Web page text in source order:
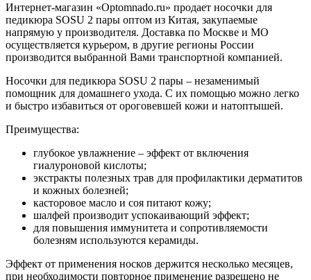
Интернет-магазин «Optomnado.ru» продает носочки для
педикюра SOSU 2 пары оптом из Китая, закупаемые
напрямую у производителя. Доставка по Москве и МО
осуществляется курьером, в другие регионы России
производится выбранной Вами транспортной компанией.
Носочки для педикюра SOSU 2 пары – незаменимый
помощник для домашнего ухода. С их помощью можно легко
и быстро избавиться от ороговевшей кожи и натоптышей.
Преимущества:
глубокое увлажнение – эффект от включения
гиалуроновой кислоты;
экстракты полезных трав для профилактики дерматитов
и кожных болезней;
касторовое масло и соя питают кожу;
шалфей производит успокаивающий эффект;
для повышения иммунитета и сопротивляемости
болезням используются керамиды.
Эффект от применения носков держится несколько месяцев,
при необходимости повторное применение разрешено не